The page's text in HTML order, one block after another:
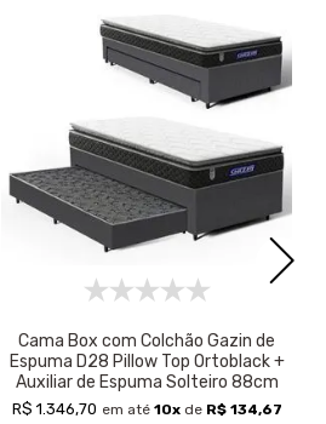
Cama Box com Colchão Gazin de
Espuma D28 Pillow Top Ortoblack +
Auxiliar de Espuma Solteiro 88cm
R$ 1.346,70 em até 10xde R$ 134,67